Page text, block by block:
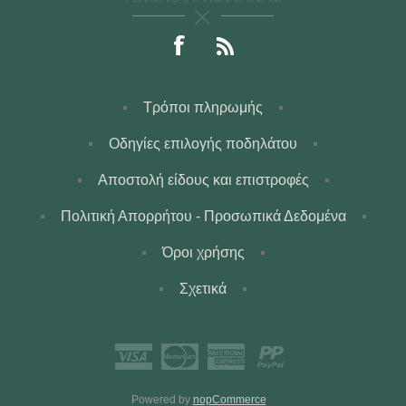
Τρόποι πληρωμής
Οδηγίες επιλογής ποδηλάτου
Αποστολή είδους και επιστροφές
Πολιτική Απορρήτου - Προσωπικά Δεδομένα
Όροι χρήσης
Σχετικά
Powered by nopCommerce